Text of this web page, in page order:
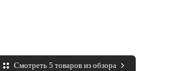
Смотреть 5 товаров из обзора